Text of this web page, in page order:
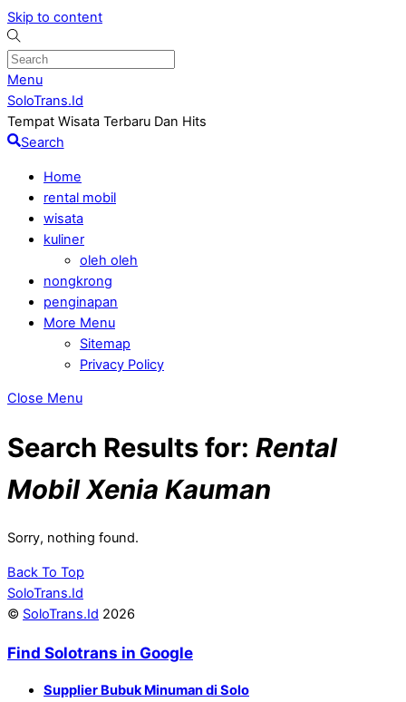
Skip to content
Menu
SoloTrans.Id
Tempat Wisata Terbaru Dan Hits
Search
Home
rental mobil
wisata
kuliner
oleh oleh
nongkrong
penginapan
More Menu
Sitemap
Privacy Policy
Close Menu
Search Results for: Rental
Mobil Xenia Kauman
Sorry, nothing found.
Back To Top
SoloTrans.Id
© SoloTrans.Id 2026
Find Solotrans in Google
Supplier Bubuk Minuman di Solo